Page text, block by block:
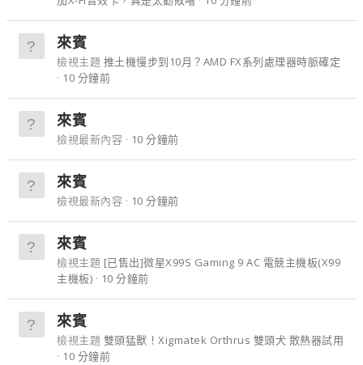
來賓
檢視主題 推土機慢步到10月？AMD FX系列處理器時脈確定
10 分鐘前
來賓
檢視最新內容 10 分鐘前
來賓
檢視最新內容 10 分鐘前
來賓
檢視主題 [已售出]微星X99S Gaming 9 AC 電競主機板(X99
主機板)
10 分鐘前
來賓
檢視主題 雙頭猛獸！Xigmatek Orthrus 雙頭犬 散熱器試用
10 分鐘前